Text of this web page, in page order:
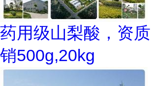
药用级山梨酸，资
销500g,20kg